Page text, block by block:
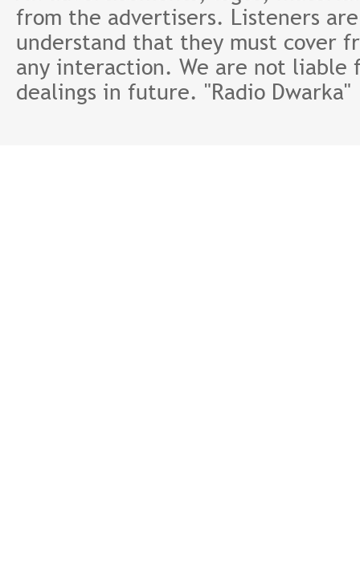
from the advertisers. Listeners
understand that they must cover
any interaction. We are not
dealings in future. "Radio Dwarka"